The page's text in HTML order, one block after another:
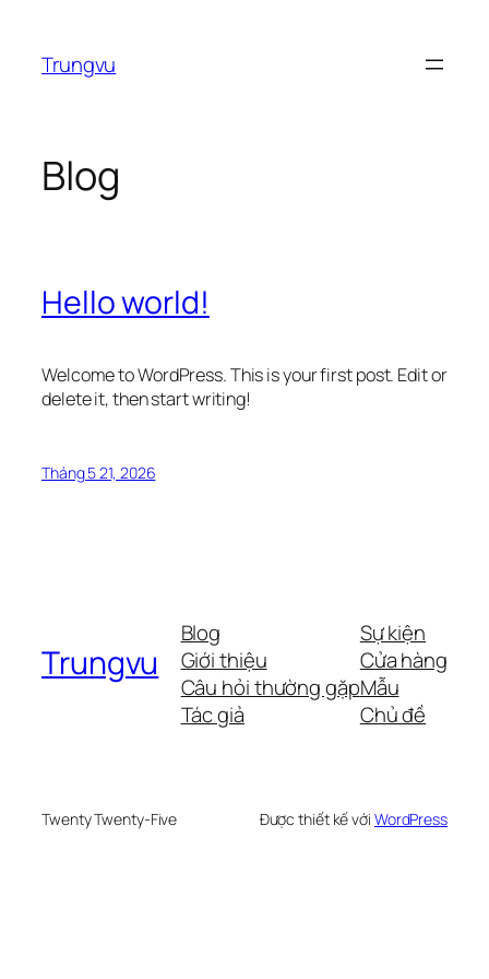
phầnTrungvu
Blog
Hello world!
Welcome to WordPress. This is your first post. Edit or
delete it, then start writing!
Tháng 5 21, 2026
Trungvu
Blog
Giới thiệu
Câu hỏi thường gặp
Tác giả
Sự kiện
Cửa hàng
Mẫu
Chủ đề
Twenty Twenty-Five Được thiết kế với WordPress